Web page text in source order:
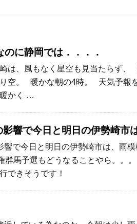
のに静岡では．．．．
は、風もなく星空も見当たらず、
空。 暖かな朝の4時。 天気予報
かく …
響で今日と明日の伊勢崎市
響で今日と明日の伊勢崎市は、雨
群馬予選もどうなることやら。。
できそうです！